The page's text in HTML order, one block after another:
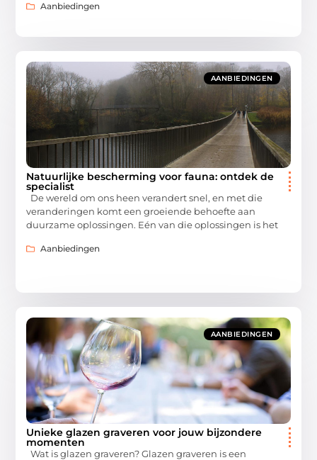
Aanbiedingen
AANBIEDINGEN
Natuurlijke bescherming voor fauna: ontdek de
specialist
De wereld om ons heen verandert snel, en met die
veranderingen komt een groeiende behoefte aan
duurzame oplossingen. Eén van die oplossingen is het
Aanbiedingen
AANBIEDINGEN
Unieke glazen graveren voor jouw bijzondere
momenten
Wat is glazen graveren? Glazen graveren is een